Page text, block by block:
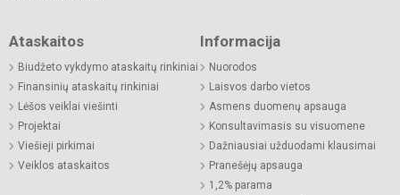
Ataskaitos
Biudžeto vykdymo ataskaitų rinkiniai
Finansinių ataskaitų rinkiniai
Lėšos veiklai viešinti
Projektai
Viešieji pirkimai
Veiklos ataskaitos
Informacija
Nuorodos
Laisvos darbo vietos
Asmens duomenų apsauga
Konsultavimasis su visuomene
Dažniausiai užduodami klausimai
Pranešėjų apsauga
1,2% parama